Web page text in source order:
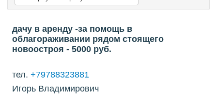
дачу в аренду -за помощь в
облагораживании рядом стоящего
новоостроя - 5000 руб.
тел. +79788323881
Игорь Владимирович